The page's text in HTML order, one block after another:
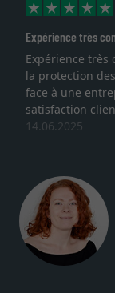
concluante
très concluante.
des cadres
entreprise sérieuse
client.